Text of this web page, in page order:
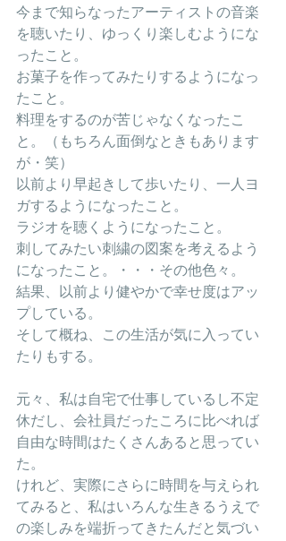
今まで知らなったアーティストの音楽
を聴いたり、ゆっくり楽しむようにな
ったこと。
お菓子を作ってみたりするようになっ
たこと。
料理をするのが苦じゃなくなったこ
と。（もちろん面倒なときもあります
が・笑）
以前より早起きして歩いたり、一人ヨ
ガするようになったこと。
ラジオを聴くようになったこと。
刺してみたい刺繍の図案を考えるよう
になったこと。・・・その他色々。
結果、以前より健やかで幸せ度はアッ
プしている。
そして概ね、この生活が気に入ってい
たりもする。
元々、私は自宅で仕事しているし不定
休だし、会社員だったころに比べれば
自由な時間はたくさんあると思ってい
た。
けれど、実際にさらに時間を与えられ
てみると、私はいろんな生きるうえで
の楽しみを端折ってきたんだと気づい